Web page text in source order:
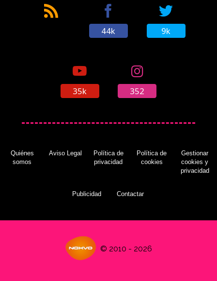
44k 9k
35k 352
Quiénes
somos
Aviso Legal
Política de
privacidad
Política de
cookies
Gestionar
cookies y
privacidad
Publicidad Contactar
© 2010 - 2026